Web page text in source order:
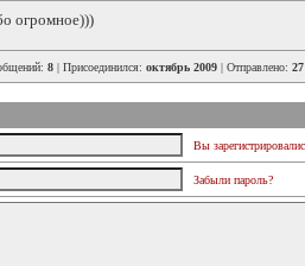
огромное)))
8 | Присоединился: октябрь 2009 | Отправлено:
Вы
Забыли пароль?